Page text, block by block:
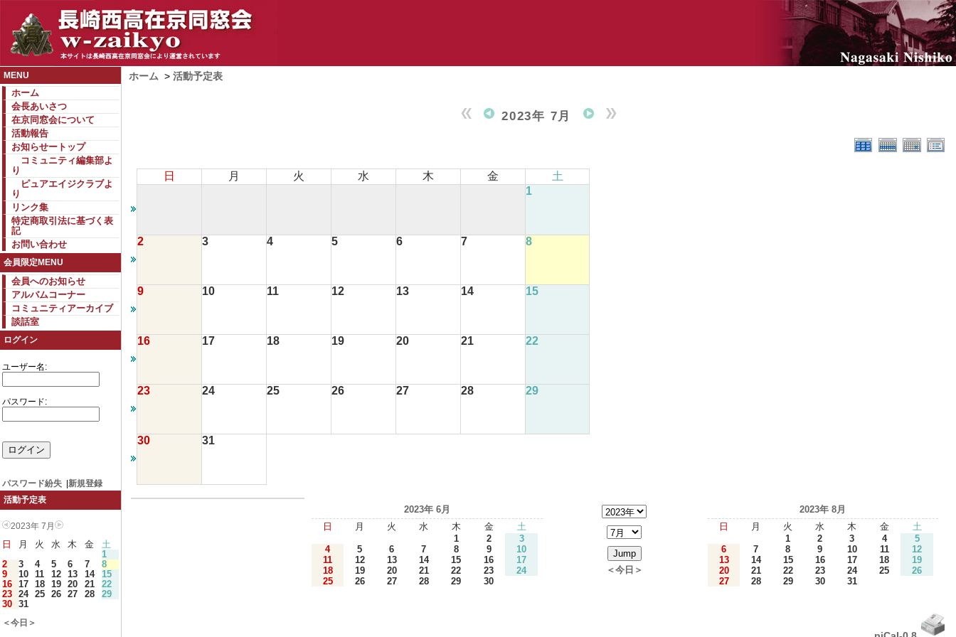
MENU
ホーム
会長あいさつ
在京同窓会について
活動報告
お知らせートップ
コミュニティ編集部よ
り
ピュアエイジクラブよ
り
リンク集
特定商取引法に基づく表
記
お問い合わせ
会員限定MENU
会員へのお知らせ
アルバムコーナー
コミュニティアーカイブ
談話室
ログイン
ユーザー名:
パスワード:
パスワード紛失
新規登録
活動予定表
2023年 7月
日 月 火 水 木 金
土
1
2
3 4 5 6 7
8
9
10 11 12 13 14
15
16 17 18 19 20 21
22
23 24 25 26 27 28
29
30 31
＜今日＞
ホーム > 活動予定表
2023年 7月
日 月 火 水 木 金
土
1
2 3 4 5 6 7 8
9 10 11 12 13 14 15
16 17 18 19 20 21 22
23 24 25 26 27 28 29
30 31
2023年 6月
日
月 火 水 木 金
土
1
2
3
4
5 6 7 8 9
10
11
12 13 14 15 16
17
18
19 20 21 22 23
24
25
26 27 28 29 30
＜今日＞
2023年 8月
日
月 火 水 木 金
土
1
2 3 4
5
6
7 8 9 10 11
12
13
14 15 16 17 18
19
20
21 22 23 24 25
26
27
28 29 30 31